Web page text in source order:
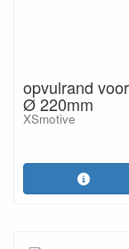
opvulrand
Ø 220mm
XSmotive